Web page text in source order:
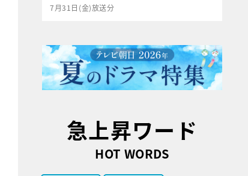
7月31日(金)放送分
急上昇ワード
HOT WORDS